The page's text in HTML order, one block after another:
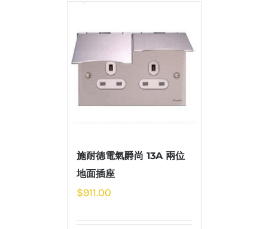
施耐德電氣爵尚 13A 兩位
地面插座
$911.00